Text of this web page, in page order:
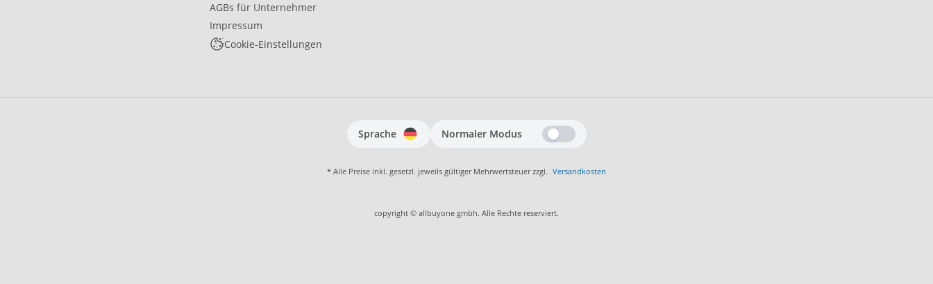
AGBs für Unternehmer
Impressum
Cookie-Einstellungen
Sprache Normaler Modus
* Alle Preise inkl. gesetzl. jeweils gültiger Mehrwertsteuer zzgl. Versandkosten
copyright © allbuyone gmbh. Alle Rechte reserviert.